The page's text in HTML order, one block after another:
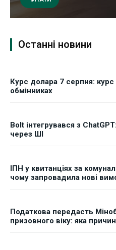
Останні новини
Курс долара 7 серпня:
обмінниках
Bolt інтегрувався з
через ШІ
ІПН у квитанціях за
чому запровадила нові
Податкова передасть
призовного віку: яка